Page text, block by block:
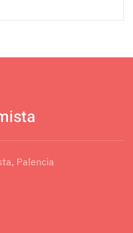
Palencia